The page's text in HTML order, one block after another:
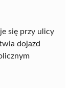
się przy ulicy
dojazd